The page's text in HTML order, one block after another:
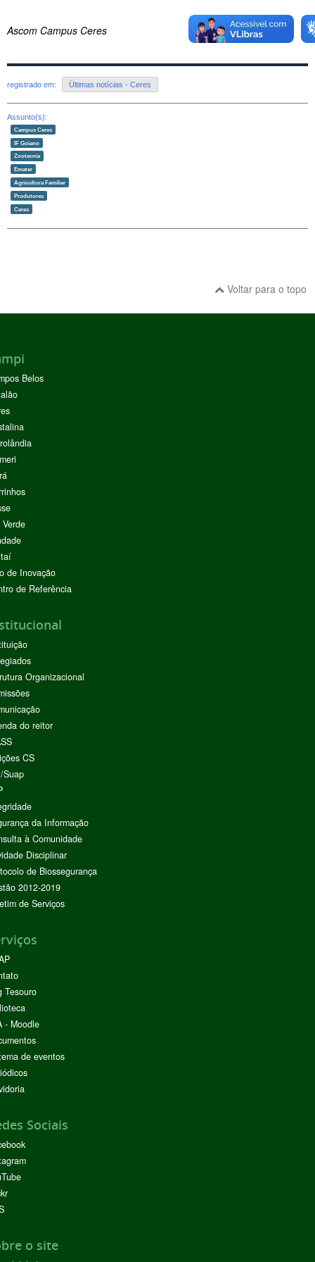
Ascom Campus Ceres
registrado em: Últimas notícias - Ceres
Assunto(s):
Campus Ceres
IF Goiano
Zootecnia
Emater
Agricultura Familiar
Produtores
Ceres
Voltar para o topo
Belos
de Inovação
de Referência
Organizacional
do reitor
CS
Suap
da Informação
à Comunidade
Disciplinar
de Biossegurança
2012-2019
de Serviços
Tesouro
- Moodle
de eventos
Sociais
o site